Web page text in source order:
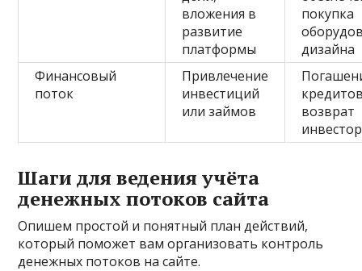
вложения в
развитие
платформы
покупка
дизайна
Финансовый
поток
Привлечение
инвестиций
или займов
возврат
Шаги для ведения учёта
денежных потоков сайта
Опишем простой и понятный план действий,
который поможет вам организовать контроль
денежных потоков на сайте.